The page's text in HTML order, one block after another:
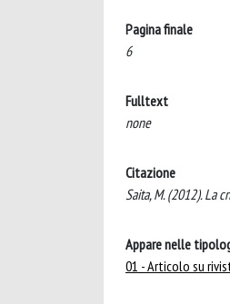
Pagina finale
6
Fulltext
none
Citazione
Saita, M. (2012). La
Appare nelle
01 - Articolo su